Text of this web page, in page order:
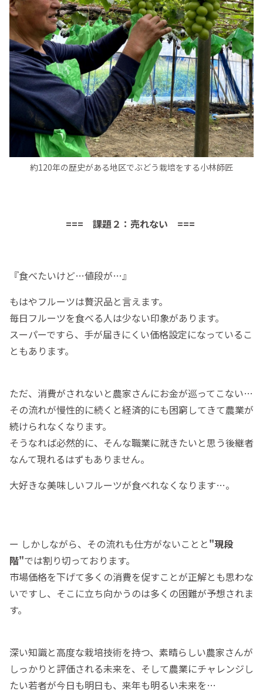
約120年の歴史がある地区でぶどう栽培をする小林師匠
=== 課題２：売れない ===
『食べたいけど…値段が…』
もはやフルーツは贅沢品と言えます。
毎日フルーツを食べる人は少ない印象があります。
スーパーですら、手が届きにくい価格設定になっているこ
ともあります。
ただ、消費がされないと農家さんにお金が巡ってこない…
その流れが慢性的に続くと経済的にも困窮してきて農業が
続けられなくなります。
そうなれば必然的に、そんな職業に就きたいと思う後継者
なんて現れるはずもありません。
大好きな美味しいフルーツが食べれなくなります…。
ー しかしながら、その流れも仕方がないことと"現段
階"では割り切っております。
市場価格を下げて多くの消費を促すことが正解とも思わな
いですし、そこに立ち向かうのは多くの困難が予想されま
す。
深い知識と高度な栽培技術を持つ、素晴らしい農家さんが
しっかりと評価される未来を、そして農業にチャレンジし
たい若者が今日も明日も、来年も明るい未来を…